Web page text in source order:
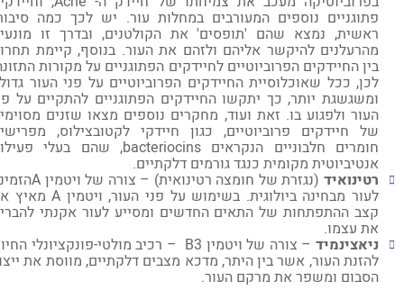
פתוגניים נוספים המעורבים במחלות עור. יש לכך כמה סיבות.
ראשית, נמצא שהם 'תופסים' את הקולטנים, ובדרך זו מונעים
מהרעלנים להיקשר אליהם ולזהם את העור. בנוסף, קיימת תחרות
בין החיידקים הפרוביוטיים לחיידקים הפתוגניים על מקורות התזונה.
לכן, ככל שאוכלוסיית החיידקים הפרוביוטיים על פני העור גדולה
ומשגשגת יותר, כך יתקשו החיידקים הפתוגניים להתקיים על פני
העור ולפגוע בו. זאת ועוד, מחקרים נוספים מצאו שזנים מסוימים
של חיידקים פרוביוטיים, כגון חיידקי לקטובצילוס, מפרישים
חומרים חלבוניים הנקראים bacteriocins, שהם בעלי פעילות
אנטיביוטית מקומית כנגד גורמים דלקתיים.
רטינואיד (נגזרת של חומצה רטינואית) – צורה של ויטמין Aהזמינה
לעור מבחינה ביולוגית. בשימוש על פני העור, ויטמין A מאיץ את
קצב ההתפתחות של התאים החדשים ומסייע לעור אקנתי להבריא
את עצמו.
ניאצינמיד – צורה של ויטמין B3 – רכיב מולטי-פונקציונלי החיוני
להזנת העור, אשר בין היתר, מדכא מצבים דלקתיים, מווסת את ייצור
הסבום ומשפר את מרקם העור.